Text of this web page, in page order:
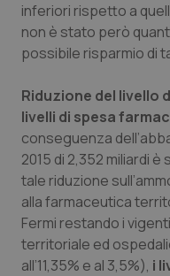
inferiori rispetto a
non è stato però
possibile risparmio di
Riduzione del livello
livelli di spesa
conseguenza
2015 di 2,352 miliardi
tale riduzione
alla farmaceutica
Fermi restando i
territoriale ed
all’11,35% e al 3,5%), i
tracking-sites-
_ga